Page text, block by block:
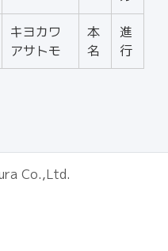
キヨカワ
アサトモ
本
名
進
行
Co.,Ltd.